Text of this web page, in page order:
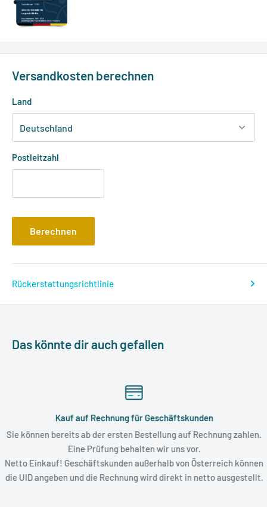
Versandkosten berechnen
Land
Postleitzahl
Berechnen
Rückerstattungsrichtlinie
Das könnte dir auch gefallen
Kauf auf Rechnung für Geschäftskunden
Sie können bereits ab der ersten Bestellung auf Rechnung zahlen.
Eine Prüfung behalten wir uns vor.
Netto Einkauf! Geschäftskunden außerhalb von Österreich können
die UID angeben und die Rechnung wird direkt in netto ausgestellt.